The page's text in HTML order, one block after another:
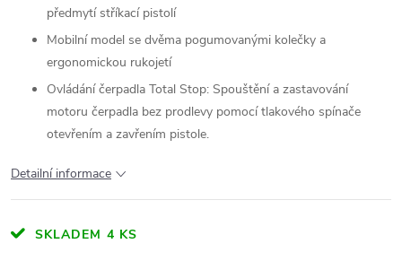
předmytí stříkací pistolí
Mobilní model se dvěma pogumovanými kolečky a
ergonomickou rukojetí
Ovládání čerpadla Total Stop: Spouštění a zastavování
motoru čerpadla bez prodlevy pomocí tlakového spínače
otevřením a zavřením pistole.
Detailní informace
SKLADEM 4 KS